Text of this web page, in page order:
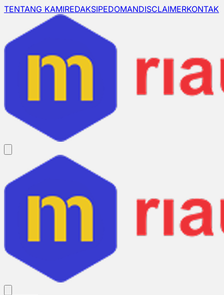
TENTANG KAMIREDAKSIPEDOMANDISCLAIMERKONTAK